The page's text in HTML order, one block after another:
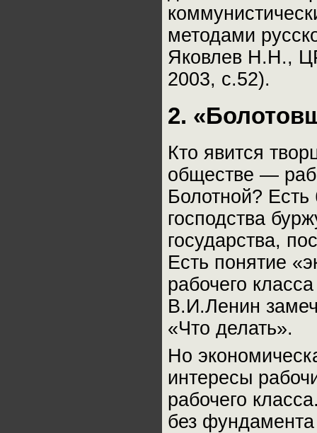
методами
Яковлев Н.Н.,
2003, с.52).
2.
Кто явится
обществе —
Болотной? Есть
господства
государства,
Есть понятие
рабочего
В.И.Ленин
«Что делать».
Но
интересы
рабочего
без